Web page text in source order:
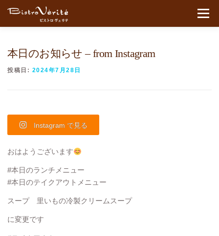
コンテンツへスキップ
メニュ
本日のお知らせ – from Instagram
投稿日: 2024年7月28日
Instagram で見る
おはようございます
#本日のランチメニュー
#本日のテイクアウトメニュー
スープ 里いもの冷製クリームスープ
に変更です